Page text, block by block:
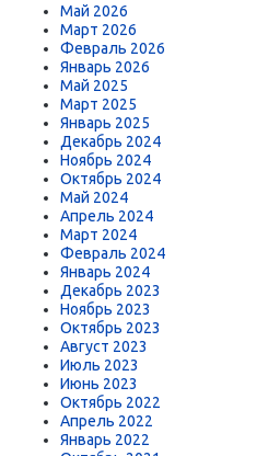
Май 2026
Март 2026
Февраль 2026
Январь 2026
Май 2025
Март 2025
Январь 2025
Декабрь 2024
Ноябрь 2024
Октябрь 2024
Май 2024
Апрель 2024
Март 2024
Февраль 2024
Январь 2024
Декабрь 2023
Ноябрь 2023
Октябрь 2023
Август 2023
Июль 2023
Июнь 2023
Октябрь 2022
Апрель 2022
Январь 2022